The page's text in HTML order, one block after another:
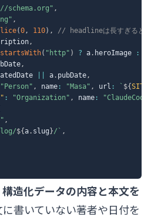
schema.org" ,
,
(0, 110) ,
// headlineは長すぎると無
,
startsWith( "http" ) ? a. heroImage :
,
a. pubDate,
"Person" , name : "Masa" , url : ` ${SITE
: "Organization" , name :
,
${a. slug }/ ` ,
構造化データの内容と本文を
に書いていない著者や日付を